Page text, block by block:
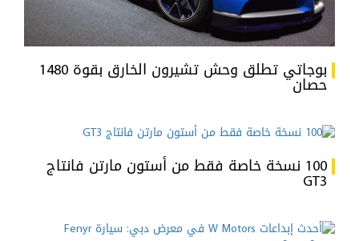
بوجاتي تطلق وحش تشيرون الخارق بقوة 1480
حصان
100 نسخة خاصة فقط من أستون مارتن فانتاج
GT3